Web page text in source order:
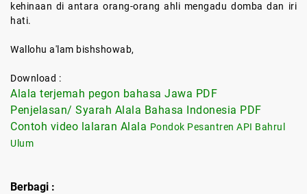
kehinaan di antara orang-orang ahli mengadu domba dan iri
hati.
Wallohu a'lam bishshowab,
Download :
Alala terjemah pegon bahasa Jawa PDF
Penjelasan/ Syarah Alala Bahasa Indonesia PDF
Contoh video lalaran Alala Pondok Pesantren API Bahrul
Ulum
Berbagi :